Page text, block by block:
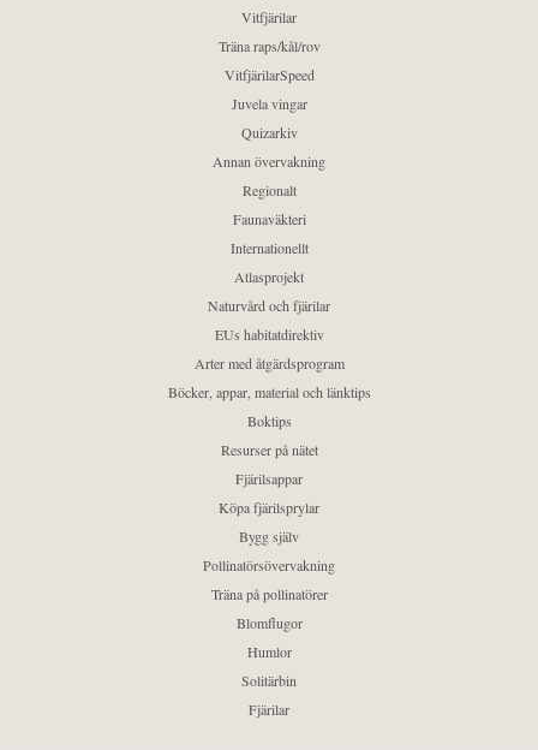
Vitfjärilar
Träna raps/kål/rov
VitfjärilarSpeed
Juvela vingar
Quizarkiv
Annan övervakning
Regionalt
Faunaväkteri
Internationellt
Atlasprojekt
Naturvård och fjärilar
EUs habitatdirektiv
Arter med åtgärdsprogram
Böcker, appar, material och länktips
Boktips
Resurser på nätet
Fjärilsappar
Köpa fjärilsprylar
Bygg själv
Pollinatörsövervakning
Träna på pollinatörer
Blomflugor
Humlor
Solitärbin
Fjärilar